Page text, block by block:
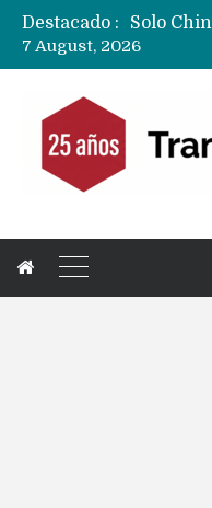
Destacado :
7 August, 2026